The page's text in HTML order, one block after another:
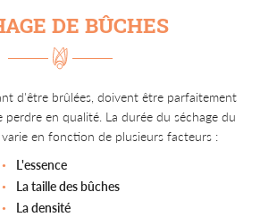
DE BÛCHES
d'être brûlées, doivent être parfaitement
perdre en qualité. La durée du séchage du
en fonction de plusieurs facteurs :
L'essence
La taille des bûches
La densité